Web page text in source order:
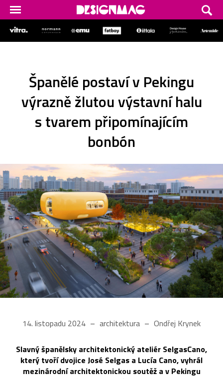
Španělé postaví v Pekingu
výrazně žlutou výstavní halu
s tvarem připomínajícím
bonbón
14. listopadu 2024 architektura Ondřej Krynek
Slavný španělsky architektonický ateliér SelgasCano,
který tvoří dvojice José Selgas a Lucía Cano, vyhrál
mezinárodní architektonickou soutěž a v Pekingu